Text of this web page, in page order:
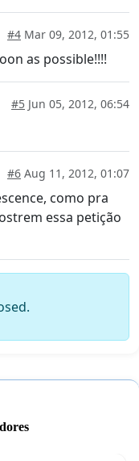
#4 Mar 09, 2012, 01:55
as possible!!!!
#5 Jun 05, 2012, 06:54
#6 Aug 11, 2012, 01:07
como pra
essa petição